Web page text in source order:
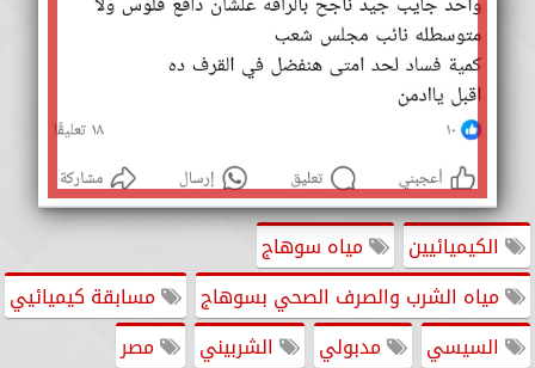
الكيميائيين
مياه سوهاج
مياه الشرب والصرف الصحي بسوهاج
مسابقة كيميائيي
السيسي
مدبولي الشربيني مصر